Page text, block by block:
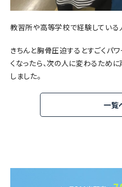
教習所や高等学校で経験している
きちんと胸骨圧迫するとすごくパ
くなったら、次の人に変わるため
しました。
一覧